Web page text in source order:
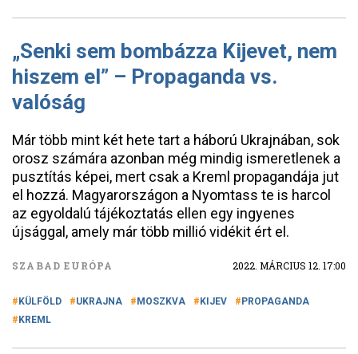
„Senki sem bombázza Kijevet, nem
hiszem el” – Propaganda vs.
valóság
Már több mint két hete tart a háború Ukrajnában, sok
orosz számára azonban még mindig ismeretlenek a
pusztítás képei, mert csak a Kreml propagandája jut
el hozzá. Magyarországon a Nyomtass te is harcol
az egyoldalú tájékoztatás ellen egy ingyenes
újsággal, amely már több millió vidékit ért el.
SZABAD EURÓPA 2022. MÁRCIUS 12. 17:00
KÜLFÖLD UKRAJNA MOSZKVA KIJEV
PROPAGANDA
KREML